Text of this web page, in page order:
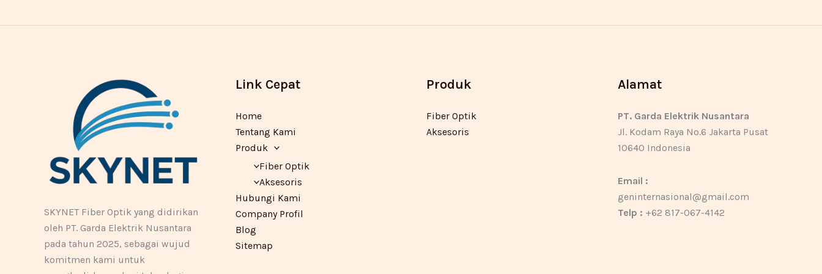
SKYNET Fiber Optik yang didirikan
oleh PT. Garda Elektrik Nusantara
pada tahun 2025, sebagai wujud
komitmen kami untuk
Link Cepat
Home
Tentang Kami
Produk
Fiber Optik
Aksesoris
Hubungi Kami
Company Profil
Blog
Sitemap
Produk
Fiber Optik
Aksesoris
Alamat
PT. Garda Elektrik Nusantara
Jl. Kodam Raya No.6 Jakarta Pusat
10640 Indonesia
Email :
geninternasional@gmail.com
Telp : +62 817-067-4142